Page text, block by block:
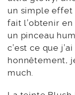
much.
La teinte Blush
topper” pour
tandis que la
réhausser
également la
quotidien aux